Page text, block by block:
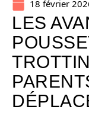
18 février
LES